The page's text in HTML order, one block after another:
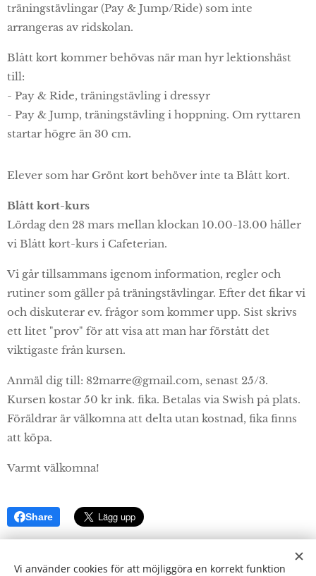
träningstävlingar (Pay & Jump/Ride) som inte
arrangeras av ridskolan.
Blått kort kommer behövas när man hyr lektionshäst
till:
- Pay & Ride, träningstävling i dressyr
- Pay & Jump, träningstävling i hoppning. Om ryttaren
startar högre än 30 cm.
Elever som har Grönt kort behöver inte ta Blått kort.
Blått kort-kurs
Lördag den 28 mars mellan klockan 10.00-13.00 håller
vi Blått kort-kurs i Cafeterian.
Vi går tillsammans igenom information, regler och
rutiner som gäller på träningstävlingar. Efter det fikar vi
och diskuterar ev. frågor som kommer upp. Sist skrivs
ett litet "prov" för att visa att man har förstått det
viktigaste från kursen.
Anmäl dig till: 82marre@gmail.com, senast 25/3.
Kursen kostar 50 kr ink. fika. Betalas via Swish på plats.
Föräldrar är välkomna att delta utan kostnad, fika finns
att köpa.
Varmt välkomna!
Share
Vi använder cookies för att möjliggöra en korrekt funktion